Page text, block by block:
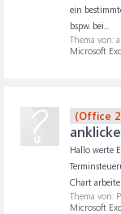
ein
bspw. bei...
Thema von:
Microsoft
(Office
Hallo werte
Chart
Thema von:
Microsoft